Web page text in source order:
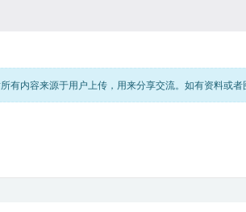
有内容来源于用户上传，用来分享交流。如有资料或